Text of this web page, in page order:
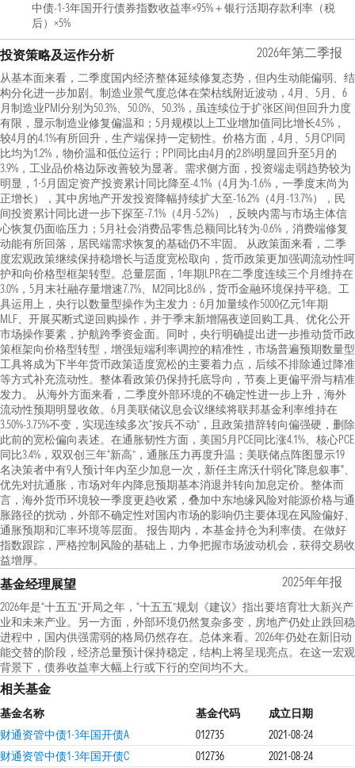
中债-1-3年国开行债券指数收益率×95%＋银行活期存款利率（税
后）×5%
投资策略及运作分析 2026年第二季报
从基本面来看，二季度国内经济整体延续修复态势，但内生动能偏弱、结
构分化进一步加剧。制造业景气度总体在荣枯线附近波动，4月、5月、6
月制造业PMI分别为50.3%、50.0%、50.3%，虽连续位于扩张区间但回升力度
有限，显示制造业修复偏温和；5月规模以上工业增加值同比增长4.5%，
较4月的4.1%有所回升，生产端保持一定韧性。价格方面，4月、5月CPI同
比均为1.2%，物价温和低位运行；PPI同比由4月的2.8%明显回升至5月的
3.9%，工业品价格边际改善较为显著。需求侧方面，投资端走弱趋势较为
明显，1-5月固定资产投资累计同比降至-4.1%（4月为-1.6%，一季度末尚为
正增长），其中房地产开发投资降幅持续扩大至-16.2%（4月-13.7%），民
间投资累计同比进一步下探至-7.1%（4月-5.2%），反映内需与市场主体信
心恢复仍面临压力；5月社会消费品零售总额同比转为-0.6%，消费端修复
动能有所回落，居民端需求恢复的基础仍不牢固。 从政策面来看，二季
度宏观政策继续保持稳增长与适度宽松取向，货币政策更加强调流动性呵
护和向价格型框架转型。总量层面，1年期LPR在二季度连续三个月维持在
3.0%，5月末社融存量增速7.7%、M2同比8.6%，货币金融环境保持平稳。工
具运用上，央行以数量型操作为主发力：6月加量续作5000亿元1年期
MLF、开展买断式逆回购操作，并于季末新增隔夜逆回购工具、优化公开
市场操作要素，护航跨季资金面。同时，央行明确提出进一步推动货币政
策框架向价格型转型，增强短端利率调控的精准性，市场普遍预期数量型
工具将成为下半年货币政策适度宽松的主要着力点，后续不排除通过降准
等方式补充流动性。整体看政策仍保持托底导向，节奏上更偏平滑与精准
发力。 从海外方面来看，二季度外部环境的不确定性进一步上升，海外
流动性预期明显收敛。6月美联储议息会议继续将联邦基金利率维持在
3.50%-3.75%不变，实现连续多次“按兵不动”，且政策措辞转向偏强硬，删除
此前的宽松偏向表述。在通胀韧性方面，美国5月PCE同比涨4.1%、核心PCE
同比3.4%，双双创三年“新高”，通胀压力再度升温；美联储点阵图显示19
名决策者中有9人预计年内至少加息一次，新任主席沃什弱化"降息叙事"、
优先对抗通胀，市场对年内降息预期基本消退并转向加息定价。整体而
言，海外货币环境较一季度更趋收紧，叠加中东地缘风险对能源价格与通
胀路径的扰动，外部不确定性对国内市场的影响仍主要体现在风险偏好、
通胀预期和汇率环境等层面。 报告期内，本基金持仓为利率债。在做好
指数跟踪，严格控制风险的基础上，力争把握市场波动机会，获得交易收
益增厚。
基金经理展望 2025年年报
2026年是“十五五”开局之年，“十五五”规划《建议》指出要培育壮大新兴产
业和未来产业。另一方面，外部环境仍然复杂多变，房地产仍处止跌回稳
进程中，国内供强需弱的格局仍然存在。总体来看。2026年仍处在新旧动
能交替的阶段，经济总量预计保持稳定，结构上将呈现亮点。在这一宏观
背景下，债券收益率大幅上行或下行的空间均不大。
相关基金
基金名称 基金代码
成立日期
财通资管中债1-3年国开债A
012735
2021-08-24
财通资管中债1-3年国开债C
012736
2021-08-24